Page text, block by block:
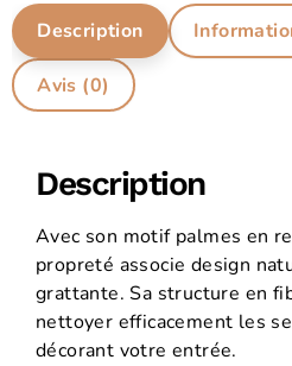
Description
Avis (0)
Description
Avec son motif palmes en
propreté associe design
grattante. Sa structure en
nettoyer efficacement les
décorant votre entrée.